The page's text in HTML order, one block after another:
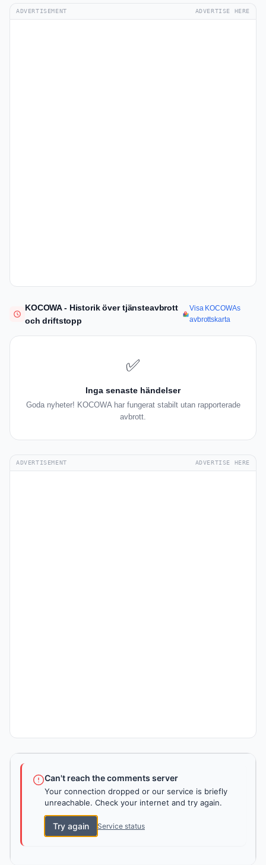
ADVERTISEMENT ADVERTISE HERE
KOCOWA - Historik över tjänsteavbrott
och driftstopp
Visa KOCOWAs
avbrottskarta
✅
Inga senaste händelser
Goda nyheter! KOCOWA har fungerat stabilt utan rapporterade
avbrott.
ADVERTISEMENT ADVERTISE HERE
Can't reach the comments server
Your connection dropped or our service is briefly
unreachable. Check your internet and try again.
Try again Service status